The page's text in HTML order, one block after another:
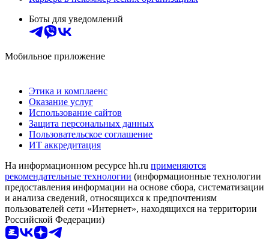
Боты для уведомлений
Мобильное приложение
Этика и комплаенс
Оказание услуг
Использование сайтов
Защита персональных данных
Пользовательское соглашение
ИТ аккредитация
На информационном ресурсе hh.ru применяются
рекомендательные технологии (информационные технологии
предоставления информации на основе сбора, систематизации
и анализа сведений, относящихся к предпочтениям
пользователей сети «Интернет», находящихся на территории
Российской Федерации)